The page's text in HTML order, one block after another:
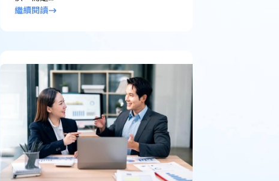
繼續閱讀